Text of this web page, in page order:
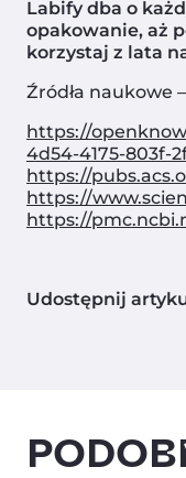
Labify dba o
opakowanie, aż
korzystaj z lata
Źródła naukowe
https://
4d54-4175-803f-
https://
https://
https://
Udostępnij